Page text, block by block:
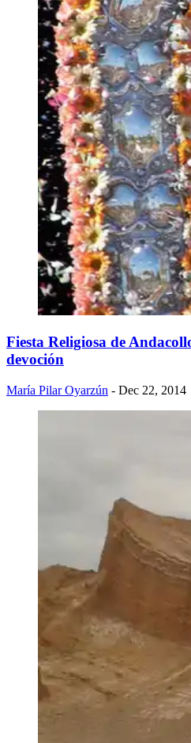
Fiesta Religiosa de
devoción
María Pilar Oyarzún - Dec 22, 2014